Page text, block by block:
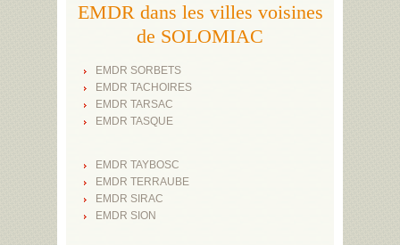
EMDR dans les villes voisines
de SOLOMIAC
EMDR SORBETS
EMDR TACHOIRES
EMDR TARSAC
EMDR TASQUE
EMDR TAYBOSC
EMDR TERRAUBE
EMDR SIRAC
EMDR SION